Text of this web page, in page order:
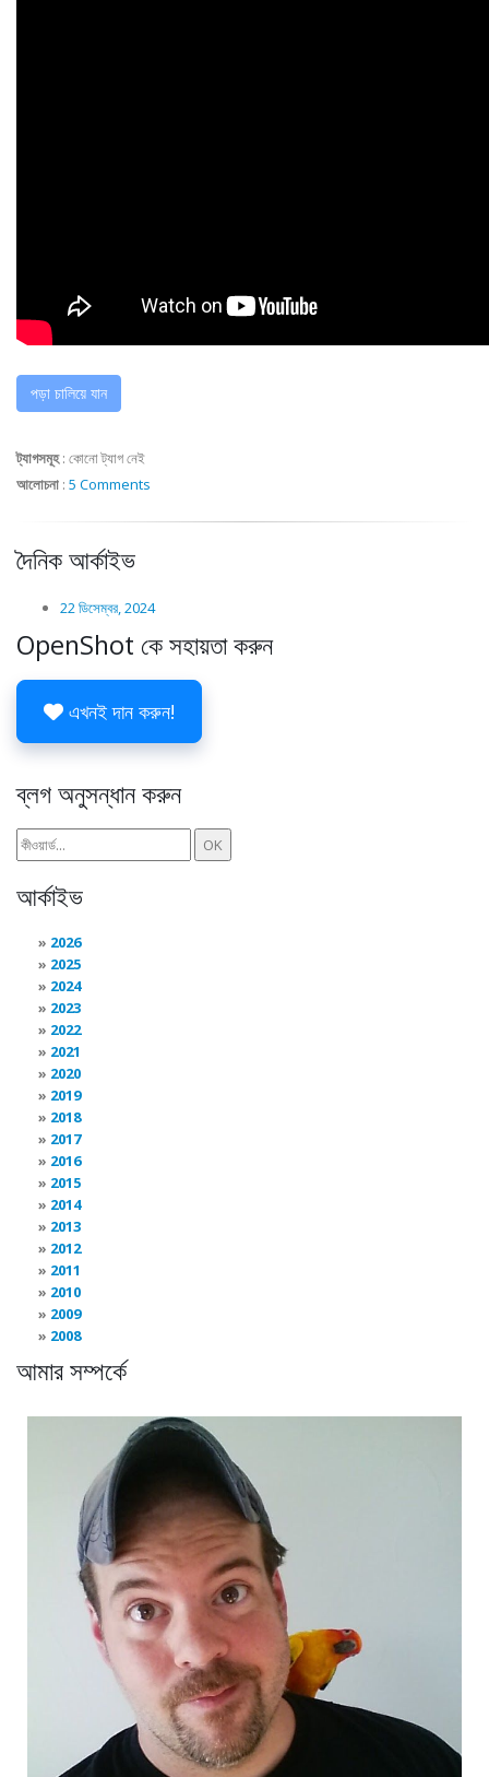
পড়া চালিয়ে যান
ট্যাগসমূহ: কোনো ট্যাগ নেই
আলোচনা : 5 Comments
দৈনিক আর্কাইভ
22 ডিসেম্বর, 2024
OpenShot কে সহায়তা করুন
এখনই দান করুন!
ব্লগ অনুসন্ধান করুন
আর্কাইভ
2026
2025
2024
2023
2022
2021
2020
2019
2018
2017
2016
2015
2014
2013
2012
2011
2010
2009
2008
আমার সম্পর্কে